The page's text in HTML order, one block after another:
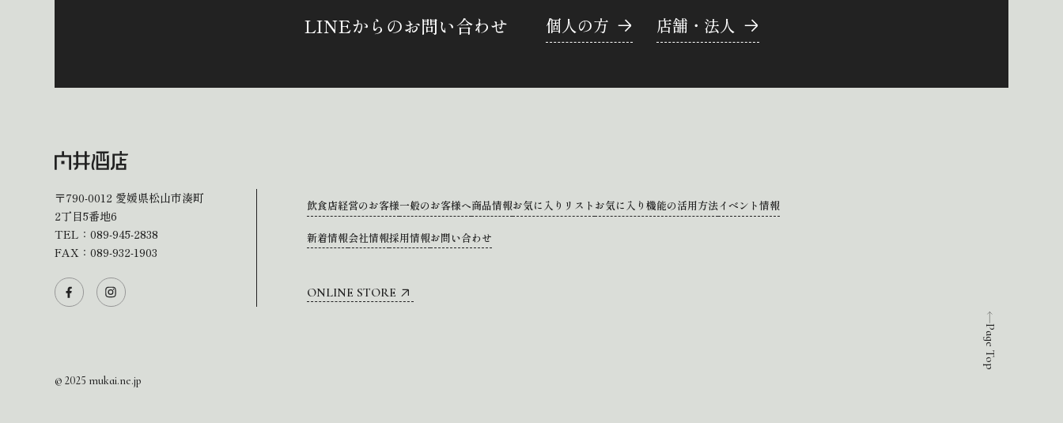
Page Top
LINEからのお問い合わせ 個人の方 店舗・法人
〒790-0012 愛媛県松山市湊町
2丁目5番地6
TEL： 089-945-2838
FAX：089-932-1903
飲食店経営のお客様一般のお客様へ商品情報お気に入りリスト お気に入り機能の活用方法イベント情報
新着情報会社情報採用情報お問い合わせ
ONLINE STORE
© 2025 mukai.ne.jp